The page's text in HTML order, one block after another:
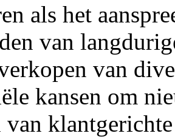
als het
van
van
kansen om